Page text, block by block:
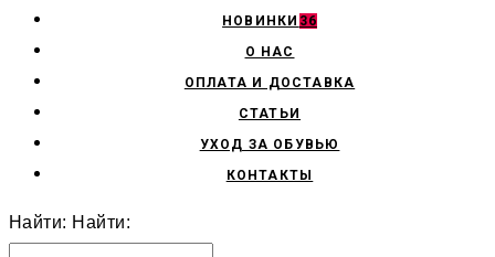
НОВИНКИ 36
О НАС
ОПЛАТА И ДОСТАВКА
СТАТЬИ
УХОД ЗА ОБУВЬЮ
КОНТАКТЫ
Найти: Найти: